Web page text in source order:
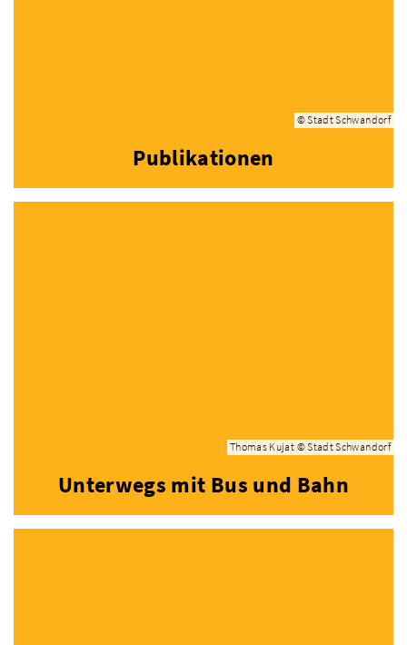
© Stadt Schwandorf
Publikationen
Thomas Kujat © Stadt Schwandorf
Unterwegs mit Bus und Bahn